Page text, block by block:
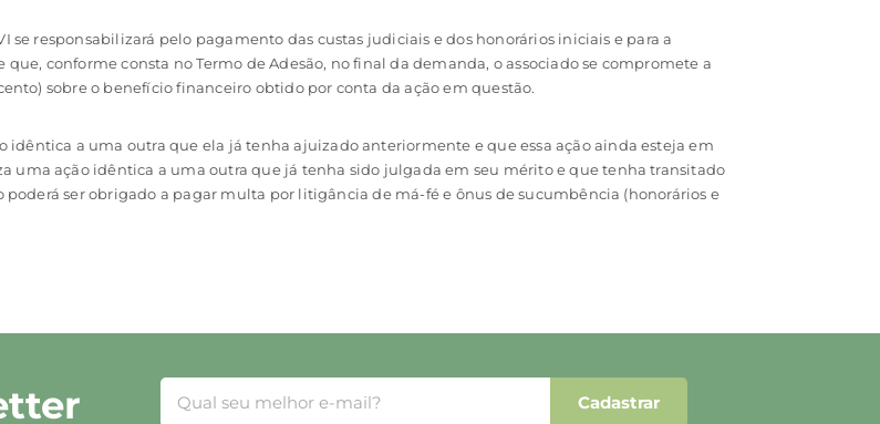
se responsabilizará pelo pagamento das custas judiciais e dos honorários iniciais e para a
conforme consta no Termo de Adesão, no final da demanda, o associado se compromete a
sobre o benefício financeiro obtido por conta da ação em questão.
idêntica a uma outra que ela já tenha ajuizado anteriormente e que essa ação ainda esteja em
uma ação idêntica a uma outra que já tenha sido julgada em seu mérito e que tenha transitado
poderá ser obrigado a pagar multa por litigância de má-fé e ônus de sucumbência (honorários e